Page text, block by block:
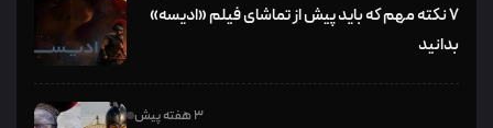
۷ نکته مهم که باید پیش از تماشای فیلم «ادیسه»
بدانید
3 هفته پیش